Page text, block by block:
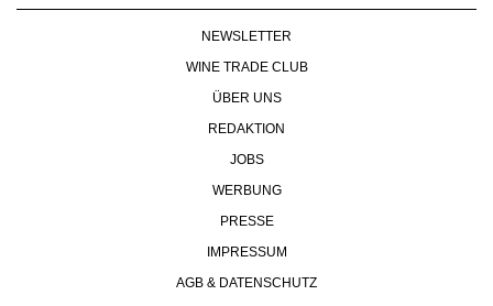
NEWSLETTER
WINE TRADE CLUB
ÜBER UNS
REDAKTION
JOBS
WERBUNG
PRESSE
IMPRESSUM
AGB & DATENSCHUTZ